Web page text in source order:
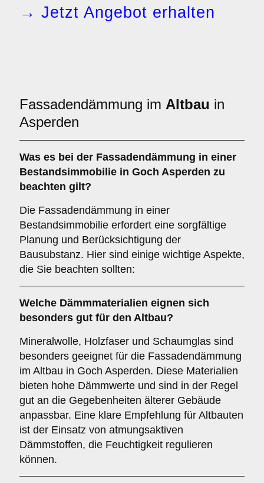
→ Jetzt Angebot erhalten
Fassadendämmung im Altbau in
Asperden
Was es bei der Fassadendämmung in einer
Bestandsimmobilie in Goch Asperden zu
beachten gilt?
Die Fassadendämmung in einer
Bestandsimmobilie erfordert eine sorgfältige
Planung und Berücksichtigung der
Bausubstanz. Hier sind einige wichtige Aspekte,
die Sie beachten sollten:
Welche Dämmmaterialien eignen sich
besonders gut für den Altbau?
Mineralwolle, Holzfaser und Schaumglas sind
besonders geeignet für die Fassadendämmung
im Altbau in Goch Asperden. Diese Materialien
bieten hohe Dämmwerte und sind in der Regel
gut an die Gegebenheiten älterer Gebäude
anpassbar. Eine klare Empfehlung für Altbauten
ist der Einsatz von atmungsaktiven
Dämmstoffen, die Feuchtigkeit regulieren
können.